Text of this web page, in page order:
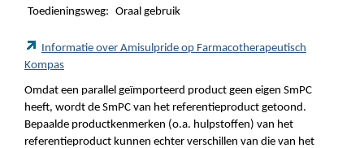
Toedieningsweg: Oraal gebruik
Informatie over Amisulpride op Farmacotherapeutisch
Kompas
Omdat een parallel geïmporteerd product geen eigen SmPC
heeft, wordt de SmPC van het referentieproduct getoond.
Bepaalde productkenmerken (o.a. hulpstoffen) van het
referentieproduct kunnen echter verschillen van die van het